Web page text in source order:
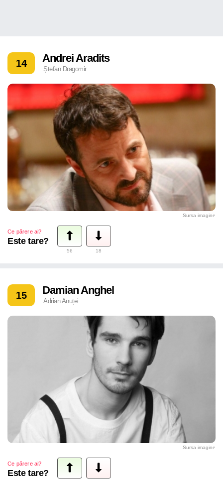
14 Andrei Aradits
Ștefan Dragomir
Sursa imagine
Ce părere ai?
Este tare?
56 18
15 Damian Anghel
Adrian Anuței
Sursa imagine
Ce părere ai?
Este tare?